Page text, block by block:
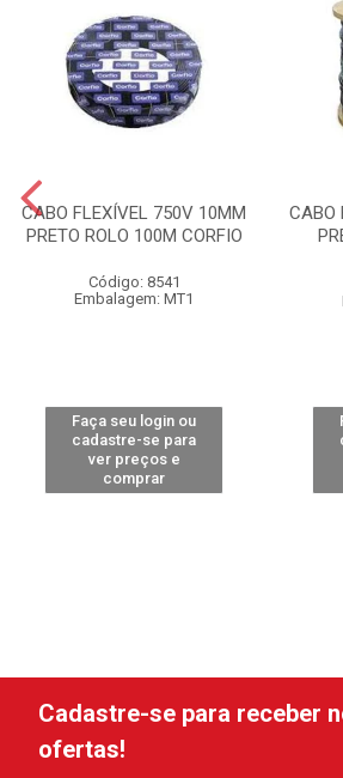
CABO FLEXÍVEL 750V 10MM
PRETO ROLO 100M CORFIO
Código: 8541
Embalagem: MT1
Faça seu login ou
cadastre-se para
ver preços e
comprar
CABO
Cadastre-se para receber
ofertas!